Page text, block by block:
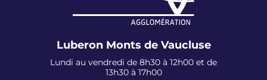
Luberon Monts de Vaucluse
Lundi au vendredi de 8h30 à 12h00 et de
13h30 à 17h00